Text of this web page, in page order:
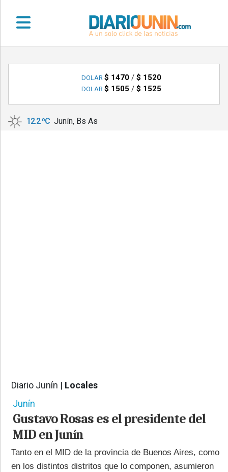
•
LOCALES
•
DOLAR $ 1470/ $ 1520
DOLAR $ 1505 / $ 1525
12.2 ºC Junín, Bs As
Diario Junín | Locales
Junín
Gustavo Rosas es el presidente del
MID en Junín
Tanto en el MID de la provincia de Buenos Aires, como
en los distintos distritos que lo componen, asumieron